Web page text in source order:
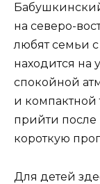
на северо-
любят семьи
находится на
спокойной
и
прийти
короткую
Для детей